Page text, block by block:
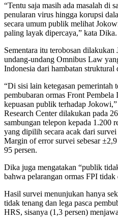
“Tentu saja masih ada masalah di
penularan virus hingga korupsi
secara umum publik melihat
paling layak dipercaya,” kata Dika.
Sementara itu terobosan
undang-undang Omnibus Law
Indonesia dari hambatan struktural
“Di sisi lain ketegasan pemerintah
pembubaran ormas Front
kepuasan publik terhadap
Research Center dilakukan pada
sambungan telepon kepada 1.200
yang dipilih secara acak dari
Margin of error survei sebesar
95 persen.
Dika juga mengatakan “publik
bahwa pelarangan ormas FPI tidak
Hasil survei menunjukan hanya
tidak tenang dan lega pasca
HRS, sisanya (1,3 persen)